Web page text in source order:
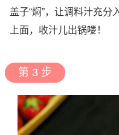
盖子“焖”，让调料汁充
上面，收汁儿出锅喽！
第 3 步